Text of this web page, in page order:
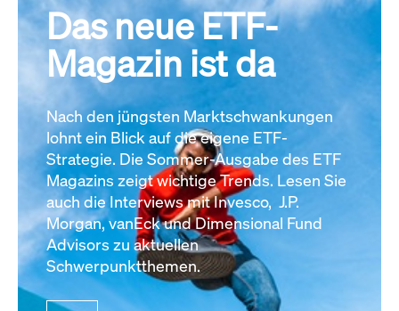
Das neue ETF-
Magazin ist da
Nach den jüngsten Marktschwankungen
lohnt ein Blick auf die eigene ETF-
Strategie. Die Sommer-Ausgabe des ETF
Magazins zeigt wichtige Trends. Lesen Sie
auch die Interviews mit Invesco, J.P.
Morgan, vanEck und Dimensional Fund
Advisors zu aktuellen
Schwerpunktthemen.